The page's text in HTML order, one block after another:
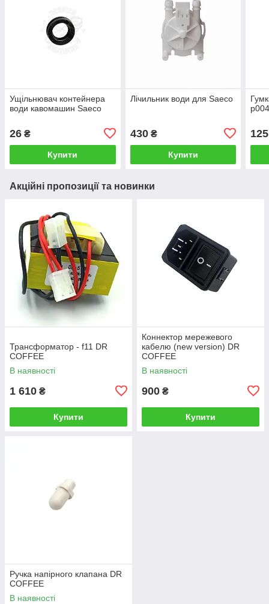
Ущільнювач контейнера
води кавомашин Saeco
26 ₴
Купити
Лічильник води для Saeco
430₴
Купити
125
Акційні пропозиції та новинки
Трансформатор - f11 DR
COFFEE
В наявності
1 610 ₴
Купити
Коннектор мережевого
кабелю (new version) DR
COFFEE
В наявності
900 ₴
Купити
Ручка напірного клапана DR
COFFEE
В наявності